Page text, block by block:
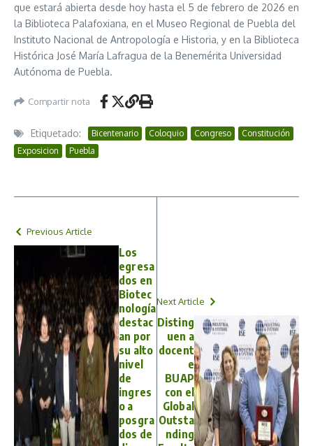
que estará abierta desde hoy hasta el 5 de febrero de 2026 en
la Biblioteca Palafoxiana, en el Museo Regional de Puebla del
Instituto Nacional de Antropología e Historia, y en la Biblioteca
Histórica José María Lafragua de la Benemérita Universidad
Autónoma de Puebla.
Compartir nota
Etiquetado: Bicentenario Coloquio Congreso
Constitución
Exposicion
Puebla
Previous Article
Los
egresa
dos en
Biotec
nología
destac
an por
su alto
nivel
de
ingres
o a
posgra
dos de
Next Article
Disting
uen a
docent
e
BUAP
con el
Global
Outsta
nding